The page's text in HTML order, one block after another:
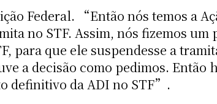
Federal. “Então nós temos a
no STF. Assim, nós fizemos um
para que ele suspendesse a
a decisão como pedimos. Então
definitivo da ADI no STF”.